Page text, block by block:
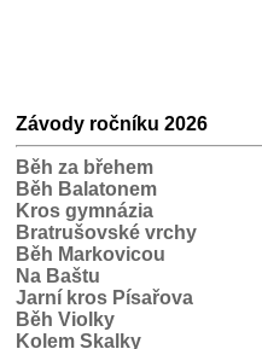
Závody ročníku 2026
Běh za břehem
Běh Balatonem
Kros gymnázia
Bratrušovské vrchy
Běh Markovicou
Na Baštu
Jarní kros Písařova
Běh Violky
Kolem Skalky